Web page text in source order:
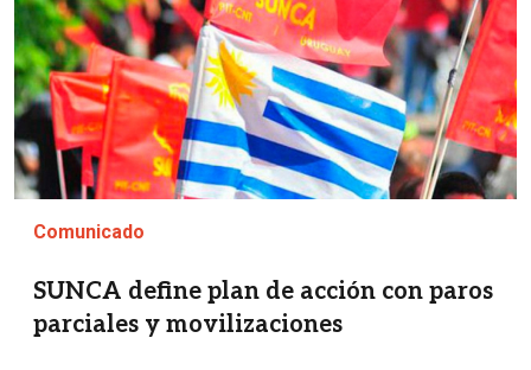
Comunicado
SUNCA define plan de acción con paros
parciales y movilizaciones